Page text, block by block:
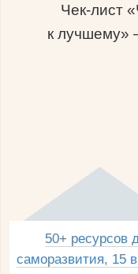
Чек-лист
к лучшему»
50+ ресурсов
саморазвития, 15